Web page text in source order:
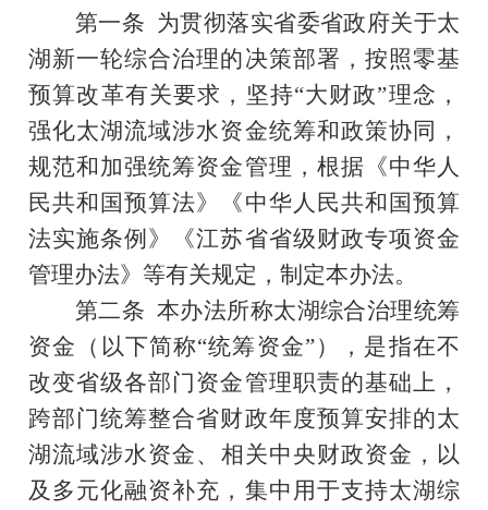
第一条 为贯彻落实省委省政府关于太
湖新一轮综合治理的决策部署，按照零基
预算改革有关要求，坚持“大财政”理念，
强化太湖流域涉水资金统筹和政策协同，
规范和加强统筹资金管理，根据《中华人
民共和国预算法》《中华人民共和国预算
法实施条例》《江苏省省级财政专项资金
管理办法》等有关规定，制定本办法。
第二条 本办法所称太湖综合治理统筹
资金（以下简称“统筹资金”），是指在不
改变省级各部门资金管理职责的基础上，
跨部门统筹整合省财政年度预算安排的太
湖流域涉水资金、 相关中央财政资金，以
及多元化融资补充，集中用于支持太湖综